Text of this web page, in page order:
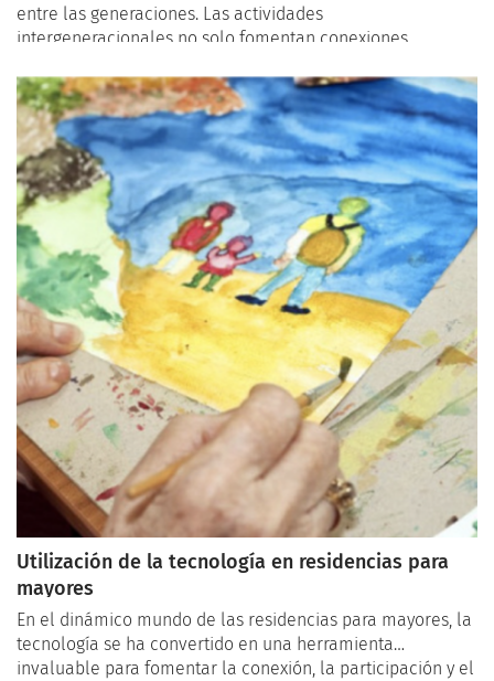
entre las generaciones. Las actividades
intergeneracionales no solo fomentan conexiones
más jóvenes, sino que también crean experiencias
enriquecedoras para ambos.
Utilización de la tecnología en residencias para
mayores
En el dinámico mundo de las residencias para mayores, la
tecnología se ha convertido en una herramienta
invaluable para fomentar la conexión, la participación y el